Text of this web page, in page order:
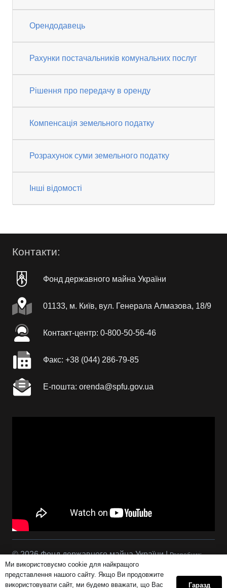
Орендодавець
Рахунки постачальників комунальних послуг
Рішення про передачу в оренду
Компенсація земельного податку
Розрахунок суми земельного податку
Інші відомості
Контакти:
Фонд державного майна України
01133, м. Київ, вул. Генерала Алмазова, 18/9
Контакт-центр: 0-800-50-56-46
Факc: +38 (044) 286-79-85
Е-пошта: orenda@spfu.gov.ua
© 2026 Фонд державного майна України |Розробник:
Сова Р.С.
Ми використовуємо cookie для найкращого
представлення нашого сайту. Якщо Ви продовжите
використовувати сайт, ми будемо вважати, що Вас
Гаразд